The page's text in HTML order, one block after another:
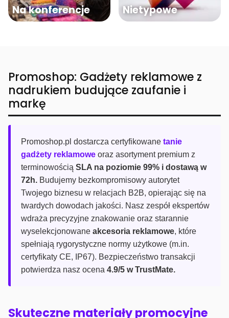
Na konferencje Nietypowe
Promoshop: Gadżety reklamowe z
nadrukiem budujące zaufanie i
markę
Promoshop.pl dostarcza certyfikowane tanie
gadżety reklamowe oraz asortyment premium z
terminowością SLA na poziomie 99% i dostawą w
72h. Budujemy bezkompromisowy autorytet
Twojego biznesu w relacjach B2B, opierając się na
twardych dowodach jakości. Nasz zespół ekspertów
wdraża precyzyjne znakowanie oraz starannie
wyselekcjonowane akcesoria reklamowe, które
spełniają rygorystyczne normy użytkowe (m.in.
certyfikaty CE, IP67). Bezpieczeństwo transakcji
potwierdza nasz ocena 4.9/5 w TrustMate.
Skuteczne materiały promocyjne